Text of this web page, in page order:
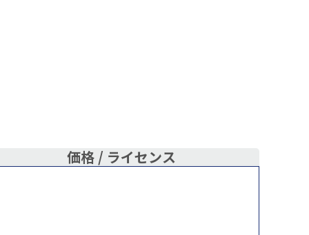
価格 / ライセンス